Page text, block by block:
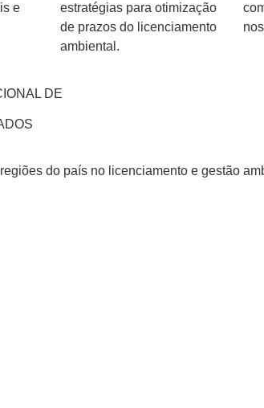
e
estratégias para otimização
de prazos do licenciamento
ambiental.
DE
do país no licenciamento e gestão